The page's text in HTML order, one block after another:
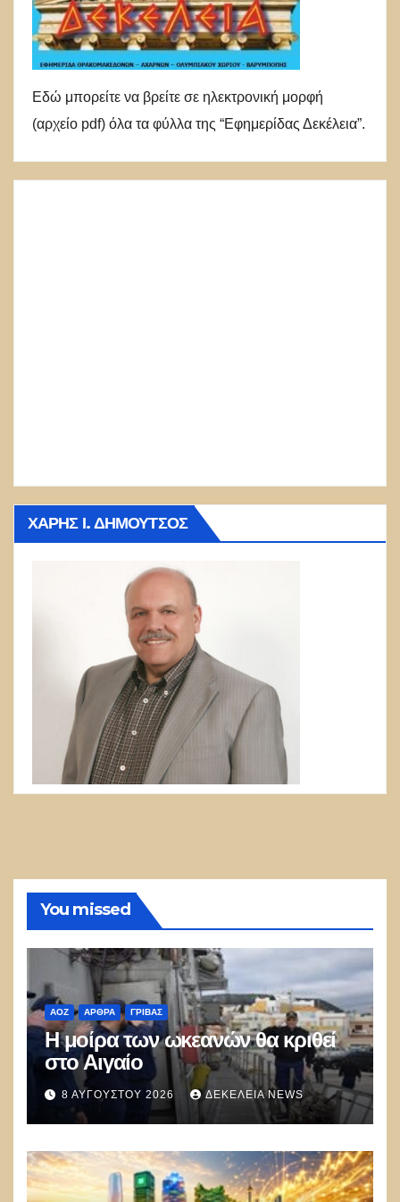
Εδώ μπορείτε να βρείτε σε ηλεκτρονική μορφή
(αρχείο pdf) όλα τα φύλλα της “Εφημερίδας Δεκέλεια”.
ΧΆΡΗΣ Ι. ΔΗΜΟΎΤΣΟΣ
You missed
ΑΟΖ ΑΡΘΡΑ ΓΡΊΒΑΣ
Η μοίρα των ωκεανών θα κριθεί
στο Αιγαίο
8 ΑΥΓΟΎΣΤΟΥ 2026 ΔΕΚΈΛΕΙΑ NEWS